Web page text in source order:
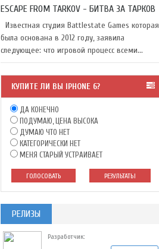
ESCAPE FROM TARKOV - БИТВА ЗА ТАРКОВ
Известная студия Battlestate Games которая
была основана в 2012 году, заявила
следующее: что игровой процесс всеми...
КУПИТЕ ЛИ ВЫ IPHONE 6?
ДА КОНЕЧНО
ПОДУМАЮ, ЦЕНА ВЫСОКА
ДУМАЮ ЧТО НЕТ
КАТЕГОРИЧЕСКИ НЕТ
МЕНЯ СТАРЫЙ УСТРАИВАЕТ
ГОЛОСОВАТЬ РЕЗУЛЬТАТЫ
РЕЛИЗЫ
Разработчик: